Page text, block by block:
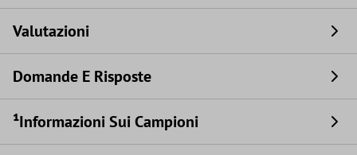
Valutazioni
Domande E Risposte
¹Informazioni Sui Campioni